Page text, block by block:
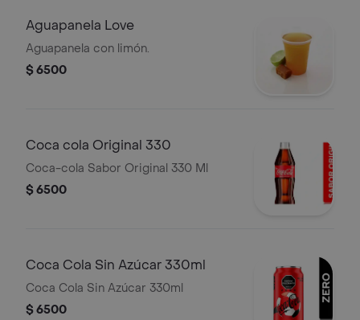
Aguapanela Love
Aguapanela con limón.
$ 6500
Coca cola Original 330
Coca-cola Sabor Original 330 Ml
$ 6500
Coca Cola Sin Azúcar 330ml
Coca Cola Sin Azúcar 330ml
$ 6500